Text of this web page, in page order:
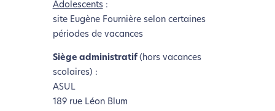
Adolescents:
site Eugène Fournière selon certaines
périodes de vacances
Siège administratif (hors vacances
scolaires) :
ASUL
189 rue Léon Blum